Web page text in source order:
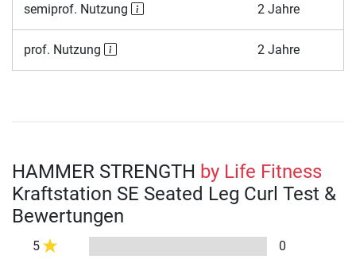
semiprof. Nutzung 2 Jahre
prof. Nutzung 2 Jahre
HAMMER STRENGTH by Life Fitness
Kraftstation SE Seated Leg Curl Test &
Bewertungen
5
0